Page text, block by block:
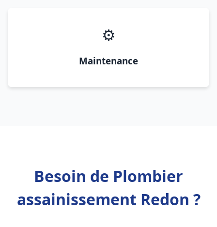
⚙️
Maintenance
Besoin de Plombier
assainissement Redon ?